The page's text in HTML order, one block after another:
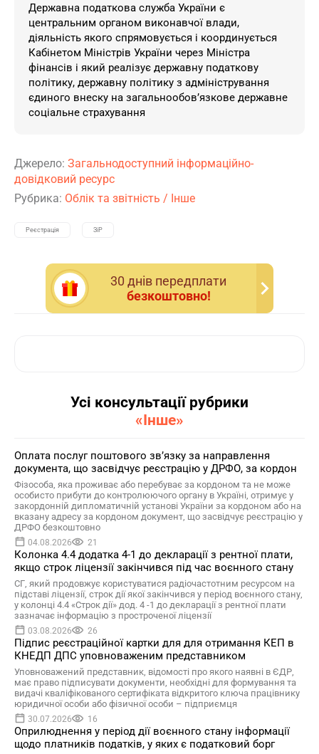
Державна податкова служба України є
центральним органом виконавчої влади,
діяльність якого спрямовується і координується
Кабінетом Міністрів України через Міністра
фінансів і який реалізує державну податкову
політику, державну політику з адміністрування
єдиного внеску на загальнообов’язкове державне
соціальне страхування
Джерело: Загальнодоступний інформаційно-
довідковий ресурс
Рубрика: Облік та звітність / Інше
Реєстрація ЗіР
30 днiв передплати
безкоштовно!
Усі консультації рубрики
«Інше»
Оплата послуг поштового зв’язку за направлення
документа, що засвідчує реєстрацію у ДРФО, за кордон
Фізособа, яка проживає або перебуває за кордоном та не може
особисто прибути до контролюючого органу в Україні, отримує у
закордонній дипломатичній установі України за кордоном або на
вказану адресу за кордоном документ, що засвідчує реєстрацію у
ДРФО безкоштовно
04.08.2026 21
Колонка 4.4 додатка 4-1 до декларації з рентної плати,
якщо строк ліцензії закінчився під час воєнного стану
СГ, який продовжує користуватися радіочастотним ресурсом на
підставі ліцензії, строк дії якої закінчився у період воєнного стану,
у колонці 4.4 «Строк дії» дод. 4 -1 до декларації з рентної плати
зазначає інформацію з простроченої ліцензії
03.08.2026 26
Підпис реєстраційної картки для для отримання КЕП в
КНЕДП ДПС уповноваженим представником
Уповноважений представник, відомості про якого наявні в ЄДР,
має право підписувати документи, необхідні для формування та
видачі кваліфікованого сертифіката відкритого ключа працівнику
юридичної особи або фізичної особи – підприємця
30.07.2026 16
Оприлюднення у період дії воєнного стану інформації
щодо платників податків, у яких є податковий борг